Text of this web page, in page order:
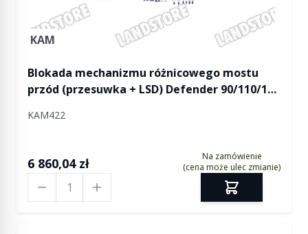
KAM
Blokada mechanizmu różnicowego mostu
przód (przesuwka + LSD) Defender 90/110/130
KAM422
6 860,04 zł
Na zamówienie
(cena może ulec zmianie)